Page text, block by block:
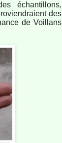
échantillons,
des
de Voillans